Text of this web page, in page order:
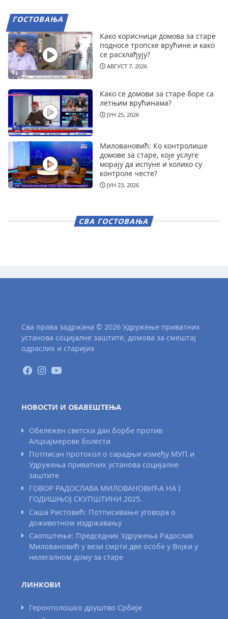
ГОСТОВАЊА
Како корисници домова за старе
подносе тропске врућине и како
се расхлађују?
АВГУСТ 7, 2026
Како се домови за старе боре са
летњим врућинама?
ЈУН 25, 2026
Миловановић: Ко контролише
домове за старе, које услуге
морају да испуне и колико су
контроле честе?
ЈУН 23, 2026
СВА ГОСТОВАЊА
Сва права задржана © 2026 Удружење приватних
установа социјалне заштите, домова за смештај
одраслих и старијих
НОВОСТИ И ОБАВЕШТЕЊА
Обележен светски дан борбе против
Алцхајмерове болести
Потписан протокол о сарадњи између МУП и
Удружења приватних установа социјалне
заштите
ГОВОР РАДОСЛАВА МИЛОВАНОВИЋА НА I
ГОДИШЊОЈ СКУПШТИНИ 2025.
Саша Ристовић: Потписивање уговора о
доживотном издржавању
Саопштење: Председник Удружења Радослав
Миловановић у вези смрти две особе у Војки у
нелегалном дому за старе
ЛИНКОВИ
Геронтолошко друштво Србије